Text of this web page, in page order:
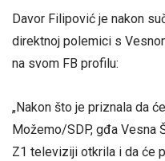
Davor Filipović je nakon
direktnoj polemici s
na svom FB profilu:
„Nakon što je priznala da
Možemo/SDP, gđa Vesna
Z1 televiziji otkrila i da će